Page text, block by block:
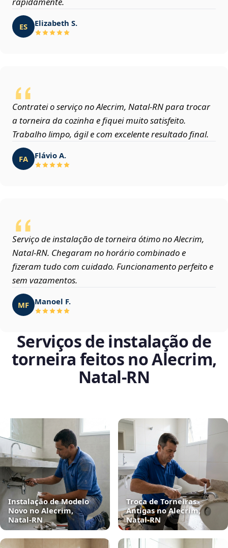
ES Elizabeth S.
Contratei o serviço no Alecrim, Natal‑RN para trocar
a torneira da cozinha e fiquei muito satisfeito.
Trabalho limpo, ágil e com excelente resultado final.
FA Flávio A.
Serviço de instalação de torneira ótimo no Alecrim,
Natal‑RN. Chegaram no horário combinado e
fizeram tudo com cuidado. Funcionamento perfeito e
sem vazamentos.
MF Manoel F.
Serviços de instalação de
torneira feitos no Alecrim,
Natal‑RN
Instalação de Modelo
Novo no Alecrim,
Natal‑RN
Troca de Torneiras
Antigas no Alecrim,
Natal‑RN